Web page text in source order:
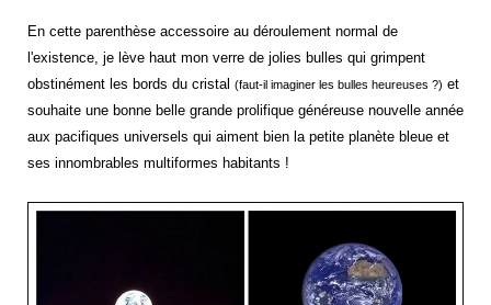
En cette parenthèse accessoire au déroulement normal de
l'existence, je lève haut mon verre de jolies bulles qui grimpent
obstinément les bords du cristal (faut-il imaginer les bulles heureuses ?) et
souhaite une bonne belle grande prolifique généreuse nouvelle année
aux pacifiques universels qui aiment bien la petite planète bleue et
ses innombrables multiformes habitants !